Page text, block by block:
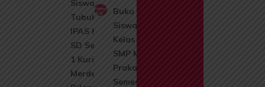
Siswa Bab 1
Tubuhku
IPAS Kelas 1
SD Semester
1 Kurikulum
Merdeka
Buku
Siswa
Kelas 9
SMP MTs
Prakarya
Semester